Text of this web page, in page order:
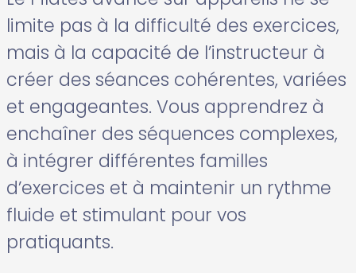
limite pas à la difficulté des exercices,
mais à la capacité de l’instructeur à
créer des séances cohérentes, variées
et engageantes. Vous apprendrez à
enchaîner des séquences complexes,
à intégrer différentes familles
d’exercices et à maintenir un rythme
fluide et stimulant pour vos
pratiquants.